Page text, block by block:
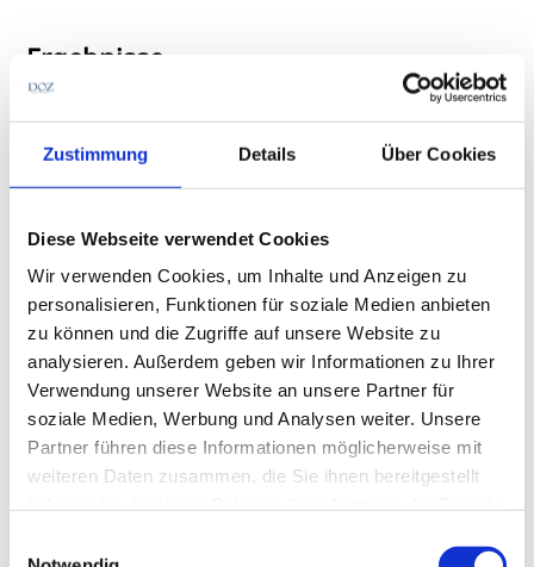
Zustimmung Details Über Cookies
Diese Webseite verwendet Cookies
Wir verwenden Cookies, um Inhalte und Anzeigen zu
personalisieren, Funktionen für soziale Medien anbieten
zu können und die Zugriffe auf unsere Website zu
analysieren. Außerdem geben wir Informationen zu Ihrer
Verwendung unserer Website an unsere Partner für
soziale Medien, Werbung und Analysen weiter. Unsere
Partner führen diese Informationen möglicherweise mit
weiteren Daten zusammen, die Sie ihnen bereitgestellt
Ergebnisse
Bei der ausgeglichenen geschlechtlichen Verteilung
von 17 Frauen und 17 Männern betrug das
Durchschnittsalter 23,85 +/- 5,39 Jahre. (Tabelle1 –
Deskriptive Statistik) Eine gute Wiederholbarkeit der
Baseline Sensibilitätsmessungen an den Lidrändern